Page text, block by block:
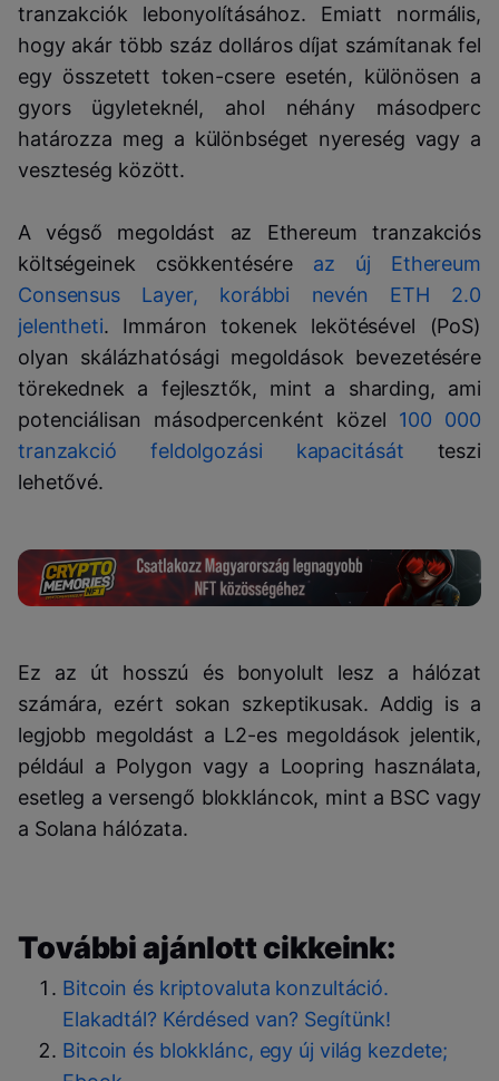
tranzakciók lebonyolításához. Emiatt normális,
hogy akár több száz dolláros díjat számítanak fel
egy összetett token-csere esetén, különösen a
gyors ügyleteknél, ahol néhány másodperc
határozza meg a különbséget nyereség vagy a
veszteség között.
A végső megoldást az Ethereum tranzakciós
költségeinek csökkentésére az új Ethereum
Consensus Layer, korábbi nevén ETH 2.0
jelentheti. Immáron tokenek lekötésével (PoS)
olyan skálázhatósági megoldások bevezetésére
törekednek a fejlesztők, mint a sharding, ami
potenciálisan másodpercenként közel 100 000
tranzakció feldolgozási kapacitását teszi
lehetővé.
Ez az út hosszú és bonyolult lesz a hálózat
számára, ezért sokan szkeptikusak. Addig is a
legjobb megoldást a L2-es megoldások jelentik,
például a Polygon vagy a Loopring használata,
esetleg a versengő blokkláncok, mint a BSC vagy
a Solana hálózata.
További ajánlott cikkeink:
Bitcoin és kriptovaluta konzultáció.
Elakadtál? Kérdésed van? Segítünk!
Bitcoin és blokklánc, egy új világ kezdete;